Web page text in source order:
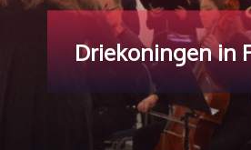
Driekoningen in